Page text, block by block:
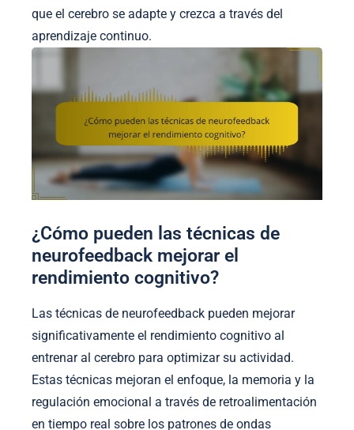
que el cerebro se adapte y crezca a través del
aprendizaje continuo.
¿Cómo pueden las técnicas de
neurofeedback mejorar el
rendimiento cognitivo?
Las técnicas de neurofeedback pueden mejorar
significativamente el rendimiento cognitivo al
entrenar al cerebro para optimizar su actividad.
Estas técnicas mejoran el enfoque, la memoria y la
regulación emocional a través de retroalimentación
en tiempo real sobre los patrones de ondas